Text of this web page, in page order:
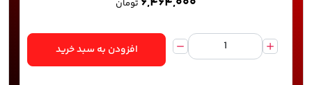
تومان
افزودن به سبد خرید